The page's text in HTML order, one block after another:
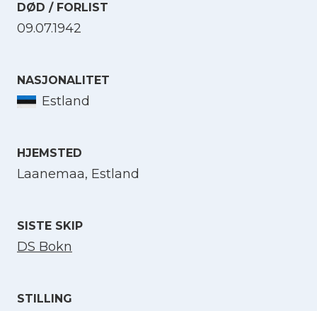
DØD / FORLIST
09.07.1942
NASJONALITET
Estland
HJEMSTED
Laanemaa, Estland
SISTE SKIP
DS Bokn
STILLING